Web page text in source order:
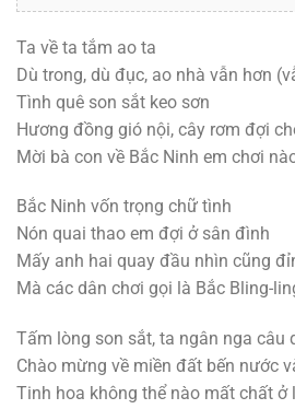
Ta về ta tắm ao ta
Dù trong, dù đục, ao nhà vẫn hơn
Tình quê son sắt keo sơn
Hương đồng gió nội, cây rơm đợi
Mời bà con về Bắc Ninh em chơi
Bắc Ninh vốn trọng chữ tình
Nón quai thao em đợi ở sân đình
Mấy anh hai quay đầu nhìn cũng
Mà các dân chơi gọi là Bắc Bling-
Tấm lòng son sắt, ta ngân nga câu
Chào mừng về miền đất bến nước
Tinh hoa không thể nào mất chất ở